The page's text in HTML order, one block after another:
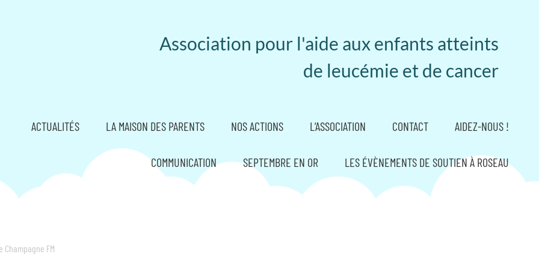
Association pour l'aide aux enfants atteints
de leucémie et de cancer
ACTUALITÉS LA MAISON DES PARENTS NOS ACTIONS L’ASSOCIATION CONTACT AIDEZ-NOUS !
COMMUNICATION SEPTEMBRE EN OR LES ÉVÈNEMENTS DE SOUTIEN À ROSEAU
Champagne FM